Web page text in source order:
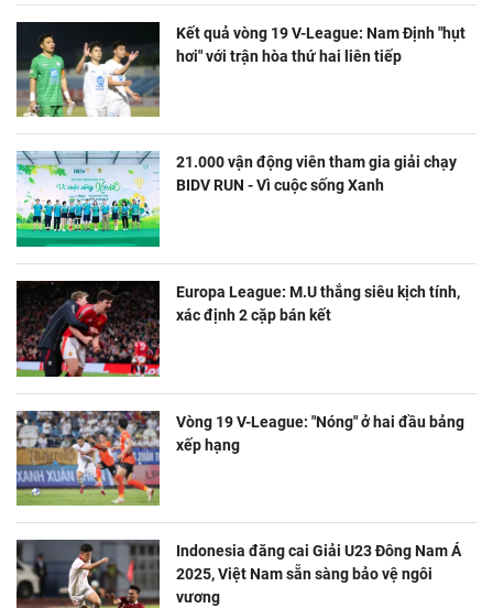
Kết quả vòng 19 V-League: Nam Định "hụt
hơi" với trận hòa thứ hai liên tiếp
21.000 vận động viên tham gia giải chạy
BIDV RUN - Vì cuộc sống Xanh
Europa League: M.U thắng siêu kịch tính,
xác định 2 cặp bán kết
Vòng 19 V-League: "Nóng" ở hai đầu bảng
xếp hạng
Indonesia đăng cai Giải U23 Đông Nam Á
2025, Việt Nam sẵn sàng bảo vệ ngôi
vương